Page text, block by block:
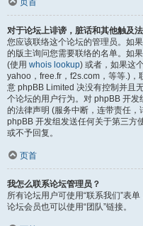
页首
对于论坛上诽谤，脏话和其他触及
您应该联络这个论坛的管理员。如
的版主询问您需要联络的名单。如
(使用 whois lookup) 或者，如果这
yahoo，free.fr，f2s.com，等等.)，
意 phpBB Limited 决没有控制并且
个论坛的用户行为。对 phpBB 开
的法律声明 (服务中断，连带责任
phpBB 开发组发送任何关于第三方
或不予回复。
页首
我怎么联系论坛管理员？
所有论坛用户可使用“联系我们”表
论坛会员也可以使用“团队”链接。